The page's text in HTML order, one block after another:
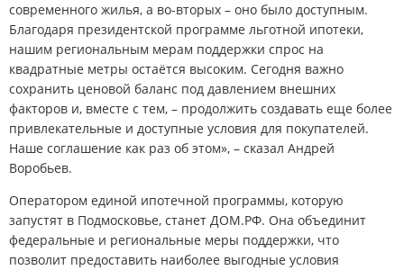
современного жилья, а во-вторых – оно было доступным.
Благодаря президентской программе льготной ипотеки,
нашим региональным мерам поддержки спрос на
квадратные метры остаётся высоким. Сегодня важно
сохранить ценовой баланс под давлением внешних
факторов и, вместе с тем, – продолжить создавать еще более
привлекательные и доступные условия для покупателей.
Наше соглашение как раз об этом», – сказал Андрей
Воробьев.
Оператором единой ипотечной программы, которую
запустят в Подмосковье, станет ДОМ.РФ. Она объединит
федеральные и региональные меры поддержки, что
позволит предоставить наиболее выгодные условия